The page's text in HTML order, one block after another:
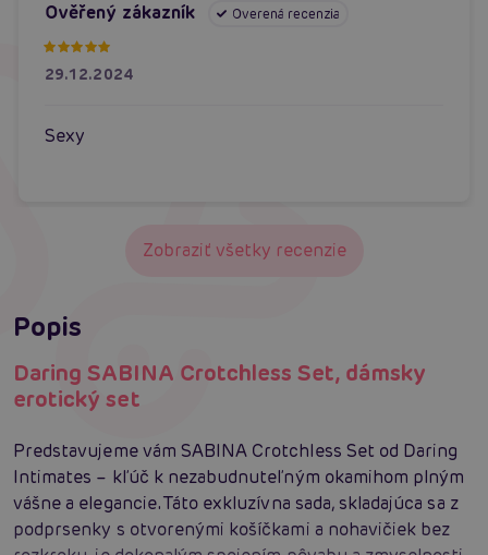
Ověřený zákazník Overená recenzia
29.12.2024
Sexy
Zobraziť všetky recenzie
Popis
Daring SABINA Crotchless Set, dámsky
erotický set
Predstavujeme vám SABINA Crotchless Set od Daring
Intimates – kľúč k nezabudnuteľným okamihom plným
vášne a elegancie. Táto exkluzívna sada, skladajúca sa z
podprsenky s otvorenými košíčkami a nohavičiek bez